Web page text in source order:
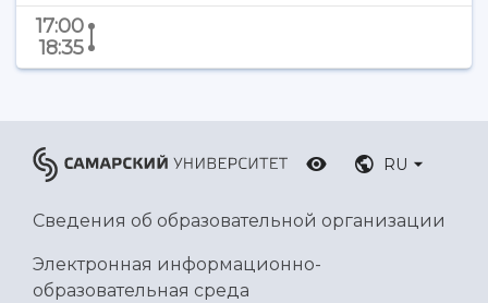
Ботанический сад
Умный дом бабочек
Международный межвузовский кампус
Официальные документы
17:00
18:35
RU
Сведения об образовательной организации
Электронная информационно-
образовательная среда